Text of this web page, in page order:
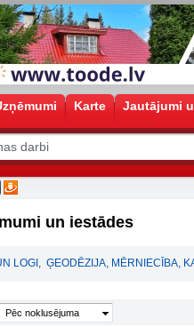
Karte Jautājumi
un iestādes
LOGI , ĢEODĒZIJA, MĒRNIECĪBA,
Pēc noklusējuma